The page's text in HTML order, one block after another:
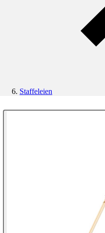
Staffeleien